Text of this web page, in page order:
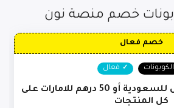
خصم منصة نون
خصم فعال
الكوبونات فعال
كود خصم نون 50 ريال للسعودية أو 50 درهم للامارات على
كل المنتجات